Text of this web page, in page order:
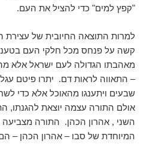
"קפץ למים" כדי להציל את העם.
למרות התוצאה החיובית של עצירת
קשה על פנחס מכל חלקי העם
מאהבתו הגדולה לעם ישראל אלא
– התאווה לראות דם. יתרו פיטם
שבעים ויתענגו מהאוכל אלא כדי
אולם התורה עצמה יוצאת להגנתו,
השני , אהרון הכהן. התורה
המיוחדת של סבו – אהרון הכהן –